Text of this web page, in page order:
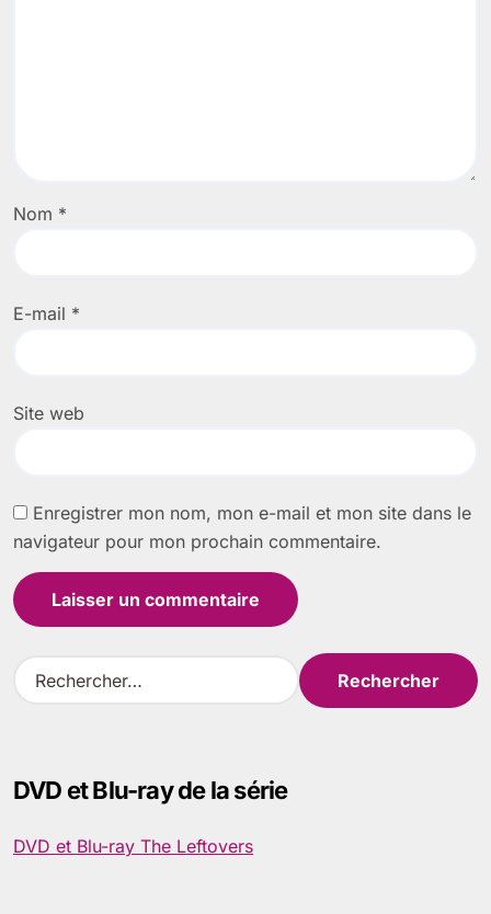
Nom *
E-mail *
Site web
Enregistrer mon nom, mon e-mail et mon site dans le
navigateur pour mon prochain commentaire.
R
e
r
h
e
DVD et Blu-ray de la série
DVD et Blu-ray The Leftovers